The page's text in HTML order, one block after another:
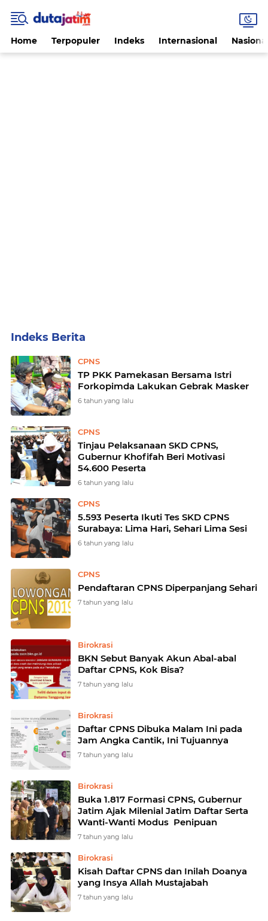
Home Terpopuler Indeks Internasional
CPNS
TP PKK Pamekasan Bersama Istri
Forkopimda Lakukan Gebrak Masker
6 tahun yang lalu
CPNS
Tinjau Pelaksanaan SKD CPNS,
Gubernur Khofifah Beri Motivasi
54.600 Peserta
6 tahun yang lalu
CPNS
5.593 Peserta Ikuti Tes SKD CPNS
Surabaya: Lima Hari, Sehari Lima Sesi
6 tahun yang lalu
CPNS
Pendaftaran CPNS Diperpanjang Sehari
7 tahun yang lalu
Birokrasi
BKN Sebut Banyak Akun Abal-abal
Daftar CPNS, Kok Bisa?
7 tahun yang lalu
Birokrasi
Daftar CPNS Dibuka Malam Ini pada
Jam Angka Cantik, Ini Tujuannya
7 tahun yang lalu
Birokrasi
Buka 1.817 Formasi CPNS, Gubernur
Jatim Ajak Milenial Jatim Daftar Serta
Wanti-Wanti Modus Penipuan
7 tahun yang lalu
Birokrasi
Kisah Daftar CPNS dan Inilah Doanya
yang Insya Allah Mustajabah
7 tahun yang lalu